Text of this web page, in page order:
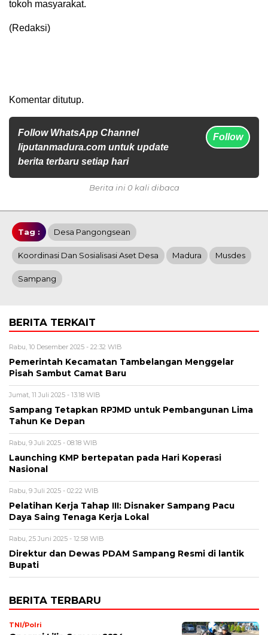
tokoh masyarakat.
(Redaksi)
Komentar ditutup.
Follow WhatsApp Channel
liputanmadura.com untuk update
berita terbaru setiap hari
Follow
Berita ini 0 kali dibaca
Tag : Desa Pangongsean
Koordinasi Dan Sosialisasi Aset Desa Madura Musdes
Sampang
BERITA TERKAIT
Rabu, 10 Desember 2025 - 22:32 WIB
Pemerintah Kecamatan Tambelangan Menggelar
Pisah Sambut Camat Baru
Jumat, 11 Juli 2025 - 13:18 WIB
Sampang Tetapkan RPJMD untuk Pembangunan Lima
Tahun Ke Depan
Rabu, 9 Juli 2025 - 08:18 WIB
Launching KMP bertepatan pada Hari Koperasi
Nasional
Rabu, 9 Juli 2025 - 02:22 WIB
Pelatihan Kerja Tahap III: Disnaker Sampang Pacu
Daya Saing Tenaga Kerja Lokal
Rabu, 25 Juni 2025 - 12:58 WIB
Direktur dan Dewas PDAM Sampang Resmi di lantik
Bupati
BERITA TERBARU
TNI/Polri